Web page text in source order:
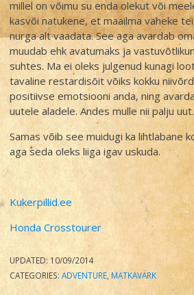
millel on võimu su enda olekut või
kasvõi natukene, et maailma väheke
nurga alt vaadata. See aga avardab
muudab ehk avatumaks ja
suhtes. Ma ei oleks julgenud kunagi
tavaline restardisõit võiks kokku
positiivse emotsiooni anda, ning
uutele aladele. Andes mulle nii palju uut.
Samas võib see muidugi ka lihtlabane
aga seda oleks liiga igav uskuda.
Kukerpillid.ee
Honda Crosstourer
UPDATED: 10/09/2014
CATEGORIES:ADVENTURE MATKAVÄRK